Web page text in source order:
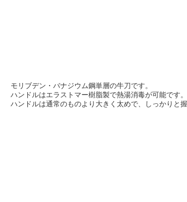
モリブデン・バナジウム鋼単層の牛刀です。
ハンドルはエラストマー樹脂製で熱湯消毒が可能です。
ハンドルは通常のものより大きく太めで、しっかりと